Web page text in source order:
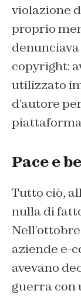
violazione
proprio
copyright:
utilizzato
d’autore
Pace e
Tutto ciò,
nulla di
aziende e-
avevano
guerra con